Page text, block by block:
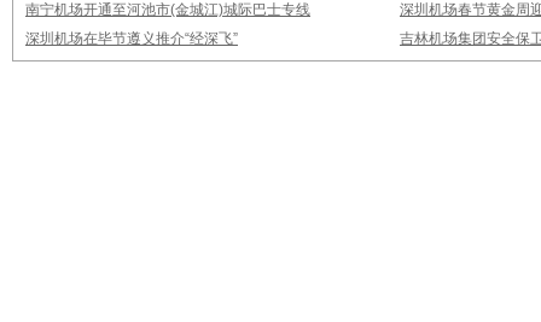
南宁机场开通至河池市(金城江)城际巴士专线
深圳机场春节黄金周
深圳机场在毕节遵义推介“经深飞”
吉林机场集团安全保